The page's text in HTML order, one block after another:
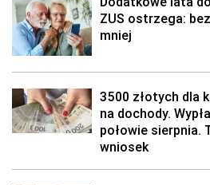
ZUS ostrzega:
mniej
3500 złotych dla
na dochody.
połowie sierpnia.
wniosek